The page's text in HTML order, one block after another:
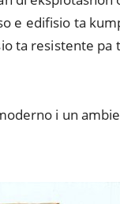
e edifisio ta
ta resistente
i un